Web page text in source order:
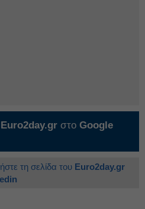
Euro2day.gr στο Google
τη σελίδα του Euro2day.gr